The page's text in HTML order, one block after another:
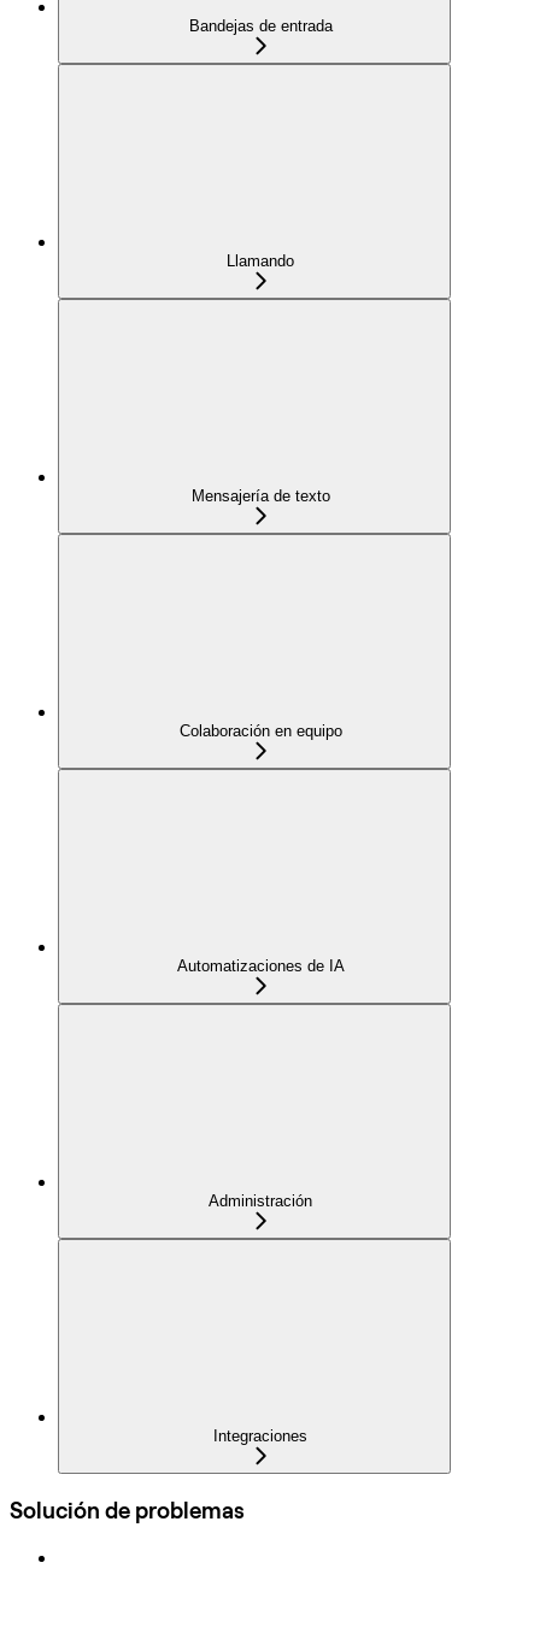
Bandejas de entrada
Llamando
Mensajería de texto
Colaboración en equipo
Automatizaciones de IA
Administración
Integraciones
Solución de problemas